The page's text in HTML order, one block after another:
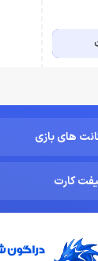
های بازی
کارت